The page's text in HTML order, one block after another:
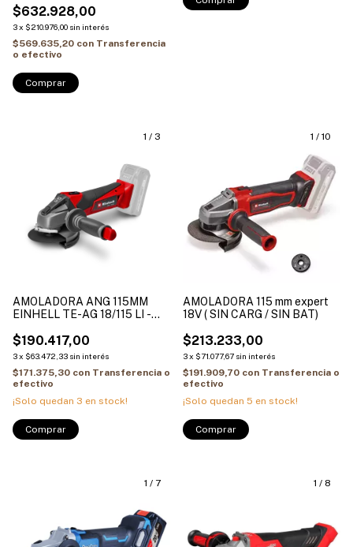
20V 2 BAT Y CARGADOR
$632.928,00
3x $210.976,00 sin interés
$569.635,20 con Transferencia
o efectivo
1 / 3
AMOLADORA ANG 115MM
EINHELL TE-AG 18/115 LI -
$190.417,00
3x $63.472,33 sin interés
$171.375,30 con Transferencia o
efectivo
¡Solo quedan 3 en stock!
1 / 10
AMOLADORA 115 mm expert
18V ( SIN CARG / SIN BAT)
$213.233,00
3x $71.077,67 sin interés
$191.909,70 con Transferencia o
efectivo
¡Solo quedan 5 en stock!
1 / 7 1 / 8